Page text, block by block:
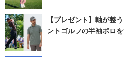
【プレゼント】軸が整
ントゴルフの半袖ポロ